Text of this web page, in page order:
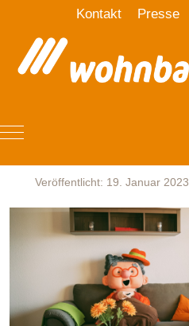
Kontakt Presse
Mobile Menu Toggle
Veröffentlicht: 19. Januar 2023